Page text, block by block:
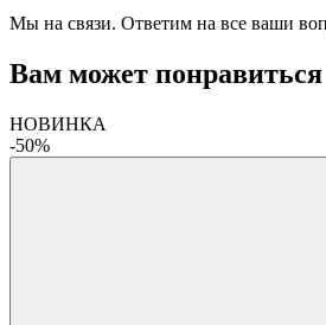
Мы на связи. Ответим на все ваши
Вам может понравиться
НОВИНКА
-50%